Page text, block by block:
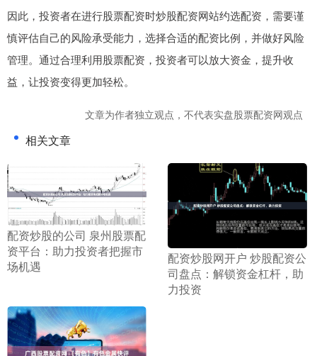
因此，投资者在进行股票配资时炒股配资网站约选配资，需要谨
慎评估自己的风险承受能力，选择合适的配资比例，并做好风险
管理。通过合理利用股票配资，投资者可以放大资金，提升收
益，让投资变得更加轻松。
文章为作者独立观点，不代表实盘股票配资网观点
相关文章
​配资炒股的公司 泉州股票配
资平台：助力投资者把握市
场机遇
​配资炒股网开户 炒股配资公
司盘点：解锁资金杠杆，助
力投资